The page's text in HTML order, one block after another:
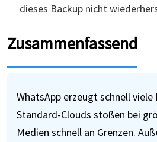
dieses Backup nicht
Zusammenfassend
WhatsApp erzeugt schnell viele
Standard-Clouds stoßen bei
Medien schnell an Grenzen.